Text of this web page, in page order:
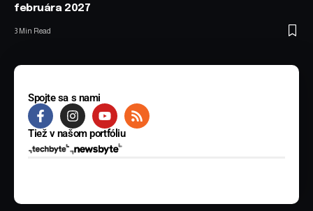
februára 2027
3 Min Read
Spojte sa s nami
Tiež v našom portfóliu